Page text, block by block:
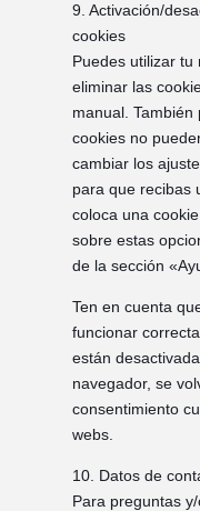
9. Activación/
cookies
Puedes utilizar
eliminar las
manual.
cookies no
cambiar los
para que recibas
coloca una
sobre estas
de la sección
Ten en cuenta
funcionar
están
navegador, se
consentimiento
webs.
10. Datos de
Para preguntas